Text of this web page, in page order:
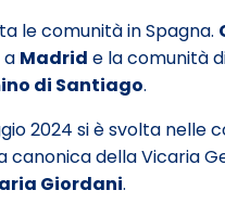
le comunità in Spagna.
a Madrid e la comunità
di Santiago.
2024 si è svolta nelle
canonica della Vicaria
Giordani.